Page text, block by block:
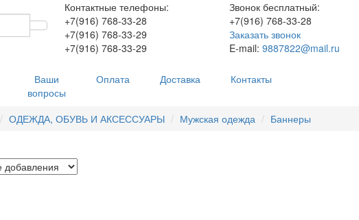
Контактные телефоны:
+7(916) 768-33-28
+7(916) 768-33-29
+7(916) 768-33-29
Звонок бесплатный:
+7(916) 768-33-28
Заказать звонок
E-mail:9887822@mail.ru
Ваши
вопросы
Оплата Доставка Контакты
ОДЕЖДА, ОБУВЬ И АКСЕССУАРЫ Мужская одежда Баннеры